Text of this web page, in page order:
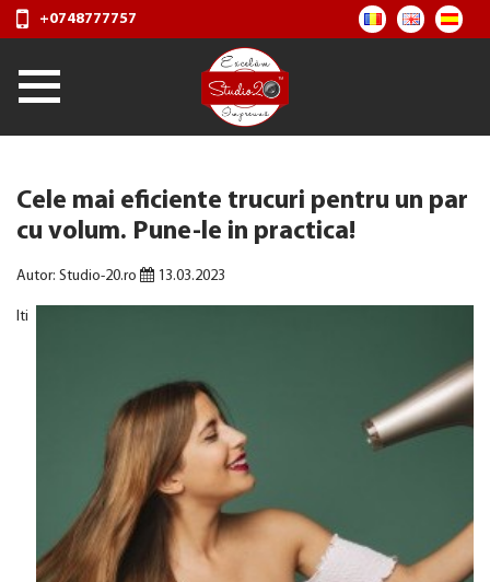
+0748777757
Cele mai eficiente trucuri pentru un par
cu volum. Pune-le in practica!
Autor: Studio-20.ro 13.03.2023
Iti